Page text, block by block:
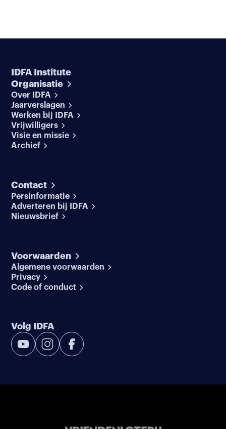
IDFA Institute
Organisatie
Over IDFA
Jaarverslagen
Werken bij IDFA
Vrijwilligers
Visie en missie
Archief
Contact
Persinformatie
Adverteren bij IDFA
Nieuwsbrief
Voorwaarden
Algemene voorwaarden
Privacy
Code of conduct
Volg IDFA